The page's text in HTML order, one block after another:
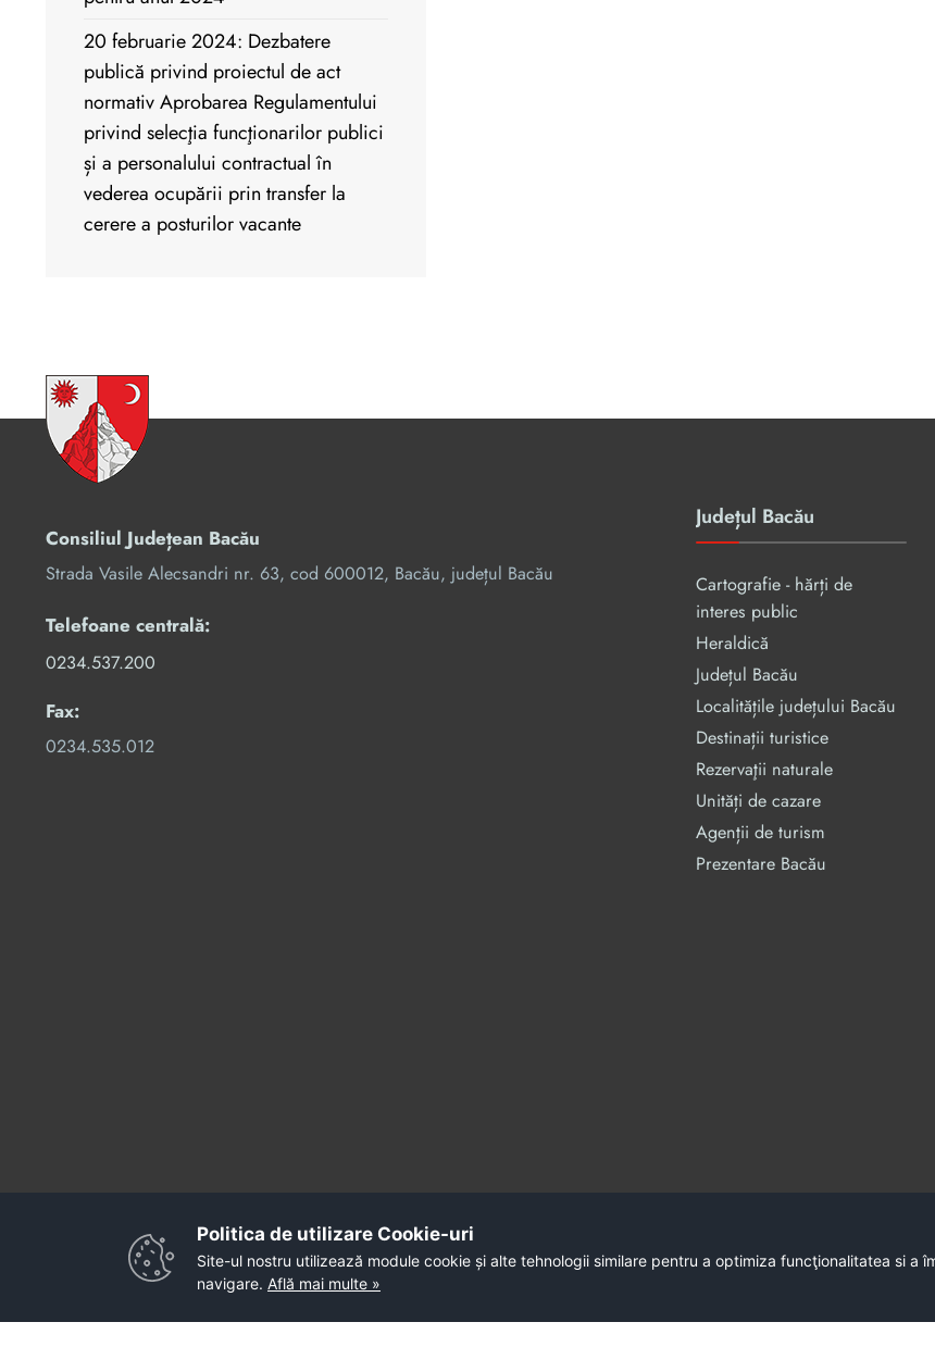
20 februarie 2024: Dezbatere
publică privind proiectul de act
normativ Aprobarea Regulamentului
privind selecţia funcţionarilor publici
și a personalului contractual în
vederea ocupării prin transfer la
cerere a posturilor vacante
Consiliul Județean Bacău
Strada Vasile Alecsandri nr. 63, cod 600012, Bacău, județul Bacău
Telefoane centrală:
0234.537.200
Fax:
0234.535.012
Județul Bacău
Cartografie - hărți de
interes public
Heraldică
Județul Bacău
Localitățile județului Bacău
Destinații turistice
Rezervaţii naturale
Unități de cazare
Agenții de turism
Prezentare Bacău
Conținutul acestui
Politica de utilizare Cookie-uri‎
Site-ul nostru utilizează module cookie și alte tehnologii similare pentru a optimiza funcţionalitatea si a
navigare. Află mai multe »